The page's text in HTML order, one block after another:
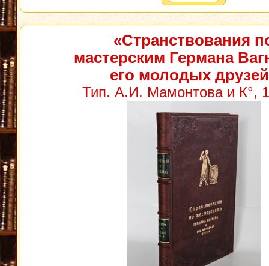
«Странствования
мастерским Германа
его молодых
Тип. А.И. Мамонтова и К°,